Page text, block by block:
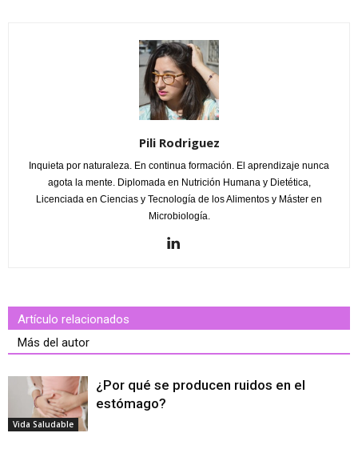
Pili Rodriguez
Inquieta por naturaleza. En continua formación. El aprendizaje nunca
agota la mente. Diplomada en Nutrición Humana y Dietética,
Licenciada en Ciencias y Tecnología de los Alimentos y Máster en
Microbiología.
Artículo relacionados
Más del autor
Vida Saludable
¿Por qué se producen ruidos en el
estómago?